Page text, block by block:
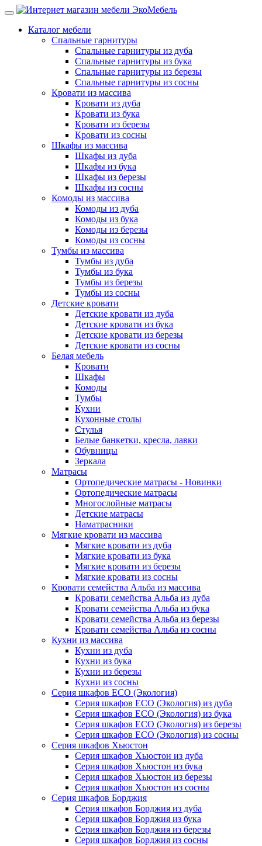
Каталог мебели
Спальные гарнитуры
Спальные гарнитуры из дуба
Спальные гарнитуры из бука
Спальные гарнитуры из березы
Спальные гарнитуры из сосны
Кровати из массива
Кровати из дуба
Кровати из бука
Кровати из березы
Кровати из сосны
Шкафы из массива
Шкафы из дуба
Шкафы из бука
Шкафы из березы
Шкафы из сосны
Комоды из массива
Комоды из дуба
Комоды из бука
Комоды из березы
Комоды из сосны
Тумбы из массива
Тумбы из дуба
Тумбы из бука
Тумбы из березы
Тумбы из сосны
Детские кровати
Детские кровати из дуба
Детские кровати из бука
Детские кровати из березы
Детские кровати из сосны
Белая мебель
Кровати
Шкафы
Комоды
Тумбы
Кухни
Кухонные столы
Стулья
Белые банкетки, кресла, лавки
Обувницы
Зеркала
Матрасы
Ортопедические матрасы - Новинки
Ортопедические матрасы
Многослойные матрасы
Детские матрасы
Наматрасники
Мягкие кровати из массива
Мягкие кровати из дуба
Мягкие кровати из бука
Мягкие кровати из березы
Мягкие кровати из сосны
Кровати семейства Альба из массива
Кровати семейства Альба из дуба
Кровати семейства Альба из бука
Кровати семейства Альба из березы
Кровати семейства Альба из сосны
Кухни из массива
Кухни из дуба
Кухни из бука
Кухни из березы
Кухни из сосны
Серия шкафов ECO (Экология)
Серия шкафов ECO (Экология) из дуба
Серия шкафов ECO (Экология) из бука
Серия шкафов ECO (Экология) из березы
Серия шкафов ECO (Экология) из сосны
Серия шкафов Хьюстон
Серия шкафов Хьюстон из дуба
Серия шкафов Хьюстон из бука
Серия шкафов Хьюстон из березы
Серия шкафов Хьюстон из сосны
Серия шкафов Борджия
Серия шкафов Борджия из дуба
Серия шкафов Борджия из бука
Серия шкафов Борджия из березы
Серия шкафов Борджия из сосны